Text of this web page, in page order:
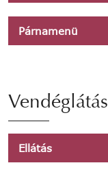
Párnamenü
Vendéglátás
Ellátás